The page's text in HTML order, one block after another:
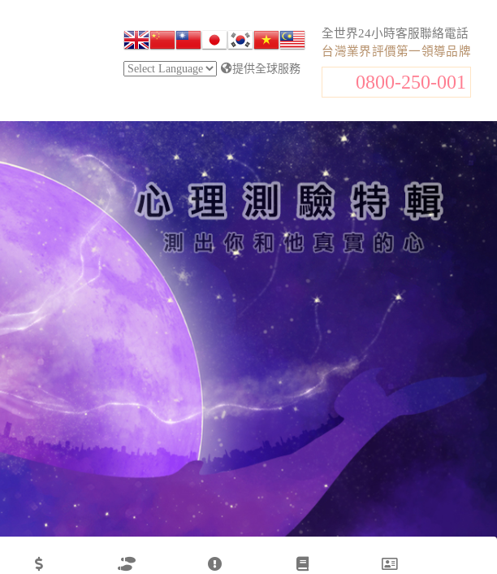
全世界24小時客服聯絡電話
台灣業界評價第一領導品牌
0800-250-001
提供全球服務